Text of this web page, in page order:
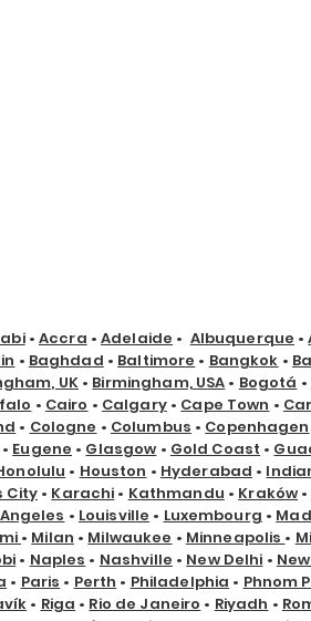
•Accra •Adelaide • Albuquerque •
• Baghdad • Baltimore • Bangkok •
UK• Birmingham, USA • Bogotá •
• Cairo • Calgary• Cape Town •
• Cologne • Columbus • Copenhagen
• Eugene • Glasgow • Gold Coast •
• Houston • Hyderabad •
City • Karachi • Kathmandu • Kraków •
• Louisville • Luxembourg •
• Milan • Milwaukee • Minneapolis •
• Naples • Nashville • New Delhi •
• Paris • Perth • Philadelphia • Phnom
• Riga • Rio de Janeiro • Riyadh •